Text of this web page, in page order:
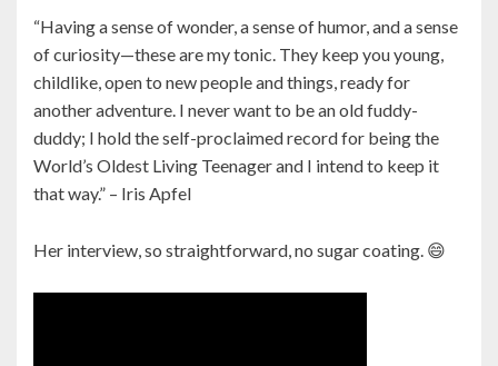
“Having a sense of wonder, a sense of humor, and a sense
of curiosity—these are my tonic. They keep you young,
childlike, open to new people and things, ready for
another adventure. I never want to be an old fuddy-
duddy; I hold the self-proclaimed record for being the
World’s Oldest Living Teenager and I intend to keep it
that way.” – Iris Apfel
Her interview, so straightforward, no sugar coating. 😄